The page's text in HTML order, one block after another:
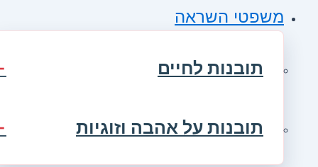
משפטי השראה
תובנות לחיים
תובנות על אהבה וזוגיות